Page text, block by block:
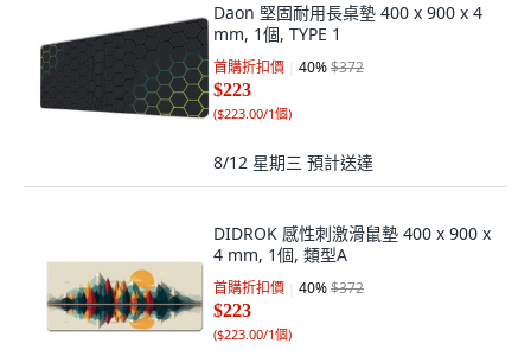
Daon 堅固耐用長桌墊 400 x 900 x 4
mm, 1個, TYPE 1
首購折扣價 40%$372
$223
($223.00/1個)
8/12 星期三 預計送達
DIDROK 感性刺激滑鼠墊 400 x 900 x
4 mm, 1個, 類型A
首購折扣價 40%$372
$223
($223.00/1個)